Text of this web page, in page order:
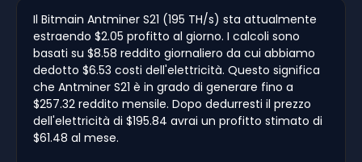
Il Bitmain Antminer S21 (195 TH/s) sta attualmente
estraendo $2.05 profitto al giorno. I calcoli sono
basati su $8.58 reddito giornaliero da cui abbiamo
dedotto $6.53 costi dell'elettricità. Questo significa
che Antminer S21 è in grado di generare fino a
$257.32 reddito mensile. Dopo dedurresti il prezzo
dell'elettricità di $195.84 avrai un profitto stimato di
$61.48 al mese.